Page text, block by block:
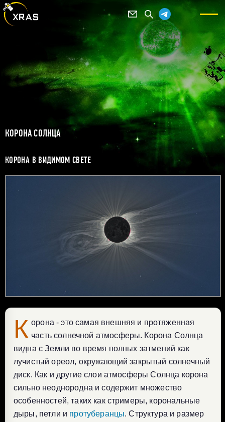
КОРОНА СОЛНЦА
КОРОНА В ВИДИМОМ СВЕТЕ
К орона - это самая внешняя и протяженная
часть солнечной атмосферы. Корона Солнца
видна с Земли во время полных затмений как
лучистый ореол, окружающий закрытый солнечный
диск. Как и другие слои атмосферы Солнца корона
сильно неоднородна и содержит множество
особенностей, таких как стримеры, корональные
дыры, петли и протуберанцы. Структура и размер